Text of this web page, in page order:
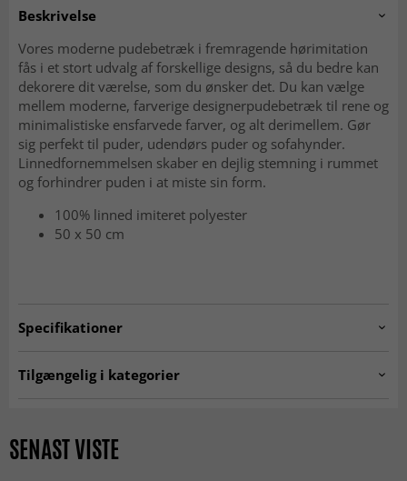
Beskrivelse
Vores moderne pudebetræk i fremragende hørimitation
fås i et stort udvalg af forskellige designs, så du bedre kan
dekorere dit værelse, som du ønsker det. Du kan vælge
mellem moderne, farverige designerpudebetræk til rene og
minimalistiske ensfarvede farver, og alt derimellem. Gør
sig perfekt til puder, udendørs puder og sofahynder.
Linnedfornemmelsen skaber en dejlig stemning i rummet
og forhindrer puden i at miste sin form.
100% linned imiteret polyester
50 x 50 cm
Specifikationer
Tilgængelig i kategorier
SENAST VISTE